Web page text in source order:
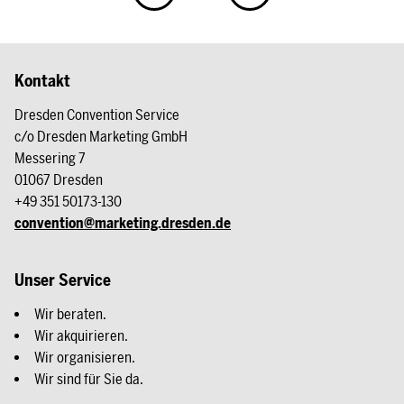
Kontakt
Dresden Convention Service
c/o Dresden Marketing GmbH
Messering 7
01067 Dresden
+49 351 50173-130
convention@marketing.dresden.de
Unser Service
Wir beraten.
Wir akquirieren.
Wir organisieren.
Wir sind für Sie da.